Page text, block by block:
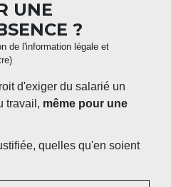
UNE
?
de l'information légale et
d'exiger du salarié un
travail, même pour une
quelles qu'en soient